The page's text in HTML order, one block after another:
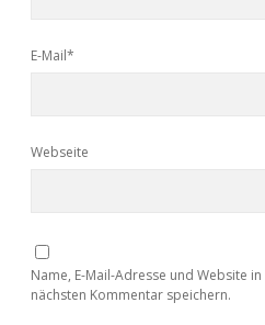
E-Mail*
Webseite
Name, E-Mail-Adresse und Website
nächsten Kommentar speichern.